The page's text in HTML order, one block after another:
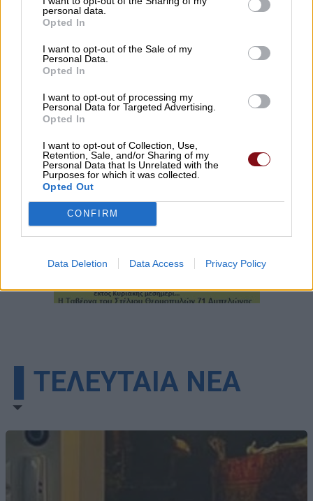
personal data.
Opted In
I want to opt-out of the Sale of my
Personal Data.
Opted In
I want to opt-out of processing my
Personal Data for Targeted Advertising.
Opted In
I want to opt-out of Collection, Use,
Retention, Sale, and/or Sharing of my
Personal Data that Is Unrelated with the
Purposes for which it was collected.
Opted Out
CONFIRM
Data Deletion Data Access Privacy Policy
▌ΤΕΛΕΥΤΑΙΑ ΝΕΑ